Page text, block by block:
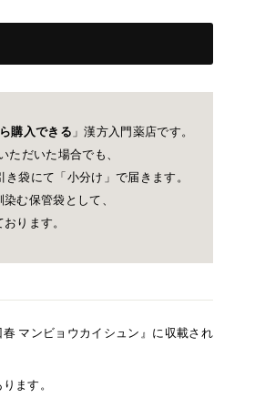
購入できる 」漢方入門薬店です。
ただいた場合でも、
き袋にて「小分け」で届きます。
む保管袋として、
ります。
マンビョウカイシュン』に収載され
ます。